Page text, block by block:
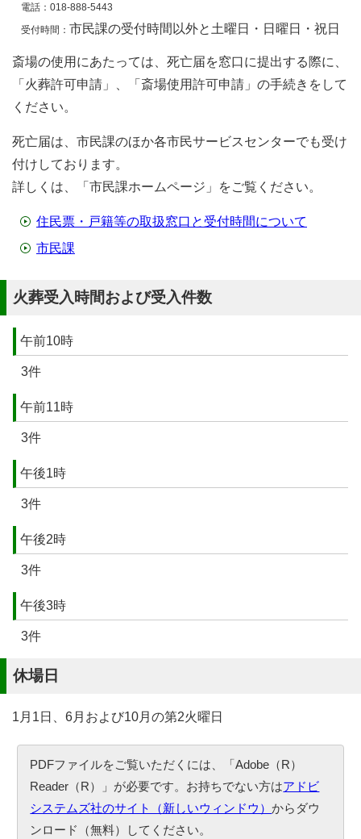
電話：018-888-5443
受付時間： 市民課の受付時間以外と土曜日・日曜日・祝日
斎場の使用にあたっては、死亡届を窓口に提出する際に、
「火葬許可申請」、「斎場使用許可申請」の手続きをして
ください。
死亡届は、市民課のほか各市民サービスセンターでも受け
付けしております。
詳しくは、「市民課ホームページ」をご覧ください。
住民票・戸籍等の取扱窓口と受付時間について
市民課
火葬受入時間および受入件数
午前10時
3件
午前11時
3件
午後1時
3件
午後2時
3件
午後3時
3件
休場日
1月1日、6月および10月の第2火曜日
PDFファイルをご覧いただくには、「Adobe（R）
Reader（R）」が必要です。お持ちでない方はアドビ
システムズ社のサイト（新しいウィンドウ）からダウ
ンロード（無料）してください。